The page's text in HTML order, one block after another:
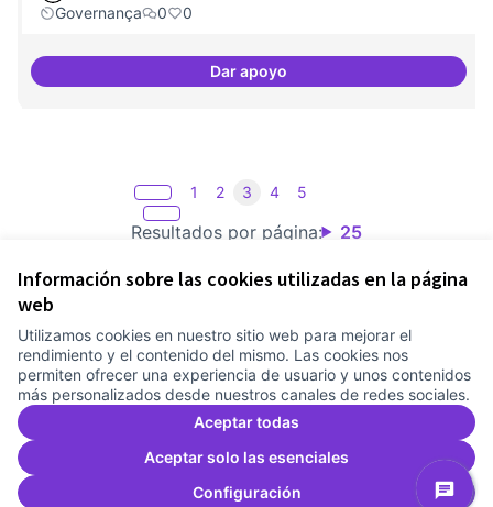
Información sobre las cookies utilizadas en la página
web
Utilizamos cookies en nuestro sitio web para mejorar el
rendimiento y el contenido del mismo. Las cookies nos
permiten ofrecer una experiencia de usuario y unos contenidos
más personalizados desde nuestros canales de redes sociales.
Aceptar todas
Aceptar solo las esenciales
Configuración
Governança
0 0
Dar apoyoMecanismes de gpvernança
Resultados por página: 25
1 2 3 4 5
Términos y condiciones de uso
Configuración de cookies
Comunitat Canòdrom en Facebook
(Link extern)
Comunitat Canòdrom en Instagram
(Link extern)
Comunitat Canòdrom en YouTube
(Link extern)
Castellano
Triar la llenguaElegir el idiomaChoose language
(Link extern)